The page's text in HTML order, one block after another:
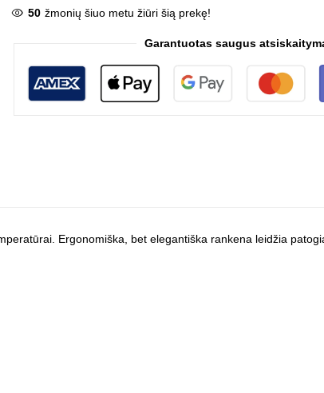
50 žmonių šiuo metu žiūri šią prekę!
Garantuotas saugus
Ergonomiška, bet elegantiška rankena leidžia